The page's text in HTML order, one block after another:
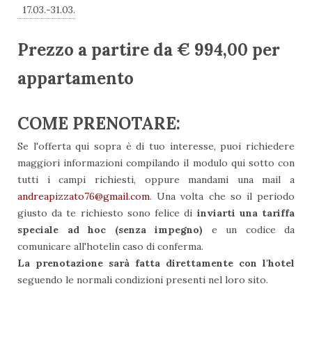
17.03.-31.03.
Prezzo a partire da € 994,00 per
appartamento
COME PRENOTARE:
Se l'offerta qui sopra è di tuo interesse, puoi richiedere
maggiori informazioni compilando il modulo qui sotto con
tutti i campi richiesti, oppure mandami una mail a
andreapizzato76@gmail.com. Una volta che so il periodo
giusto da te richiesto sono felice di inviarti una tariffa
speciale ad hoc (senza impegno) e un codice da
comunicare all'hotelin caso di conferma.
La prenotazione sarà fatta direttamente con l'hotel
seguendo le normali condizioni presenti nel loro sito.